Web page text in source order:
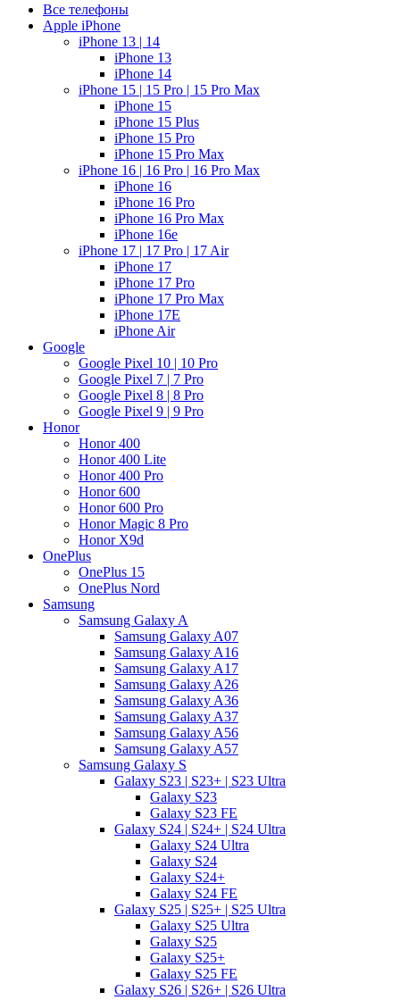
Все телефоны
Apple iPhone
iPhone 13 | 14
iPhone 13
iPhone 14
iPhone 15 | 15 Pro | 15 Pro Max
iPhone 15
iPhone 15 Plus
iPhone 15 Pro
iPhone 15 Pro Max
iPhone 16 | 16 Pro | 16 Pro Max
iPhone 16
iPhone 16 Pro
iPhone 16 Pro Max
iPhone 16e
iPhone 17 | 17 Pro | 17 Air
iPhone 17
iPhone 17 Pro
iPhone 17 Pro Max
iPhone 17E
iPhone Air
Google
Google Pixel 10 | 10 Pro
Google Pixel 7 | 7 Pro
Google Pixel 8 | 8 Pro
Google Pixel 9 | 9 Pro
Honor
Honor 400
Honor 400 Lite
Honor 400 Pro
Honor 600
Honor 600 Pro
Honor Magic 8 Pro
Honor X9d
OnePlus
OnePlus 15
OnePlus Nord
Samsung
Samsung Galaxy A
Samsung Galaxy A07
Samsung Galaxy A16
Samsung Galaxy A17
Samsung Galaxy A26
Samsung Galaxy A36
Samsung Galaxy A37
Samsung Galaxy A56
Samsung Galaxy A57
Samsung Galaxy S
Galaxy S23 | S23+ | S23 Ultra
Galaxy S23
Galaxy S23 FE
Galaxy S24 | S24+ | S24 Ultra
Galaxy S24 Ultra
Galaxy S24
Galaxy S24+
Galaxy S24 FE
Galaxy S25 | S25+ | S25 Ultra
Galaxy S25 Ultra
Galaxy S25
Galaxy S25+
Galaxy S25 FE
Galaxy S26 | S26+ | S26 Ultra